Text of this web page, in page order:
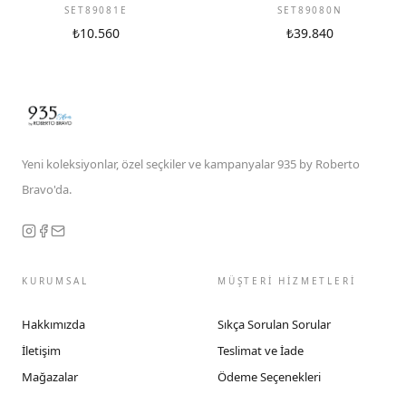
SET89081E
₺10.560
SET89080N
₺39.840
Yeni koleksiyonlar, özel seçkiler ve kampanyalar 935 by Roberto
Bravo'da.
KURUMSAL
Hakkımızda
İletişim
Mağazalar
MÜŞTERİ HİZMETLERİ
Sıkça Sorulan Sorular
Teslimat ve İade
Ödeme Seçenekleri